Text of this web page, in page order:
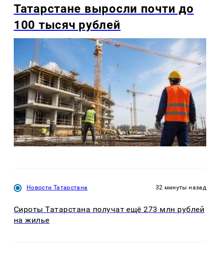
Татарстане выросли почти до
100 тысяч рублей
Новости Татарстана 32 минуты назад
Сироты Татарстана получат ещё 273 млн рублей
на жилье